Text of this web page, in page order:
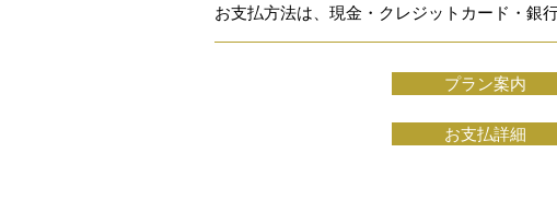
お支払方法は、現金・クレジットカード・銀
プラン案内
お支払詳細